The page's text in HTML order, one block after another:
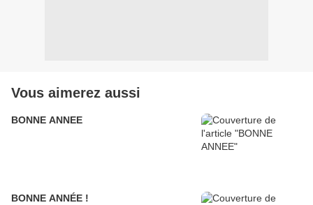
Vous aimerez aussi
BONNE ANNEE
BONNE ANNÉE !